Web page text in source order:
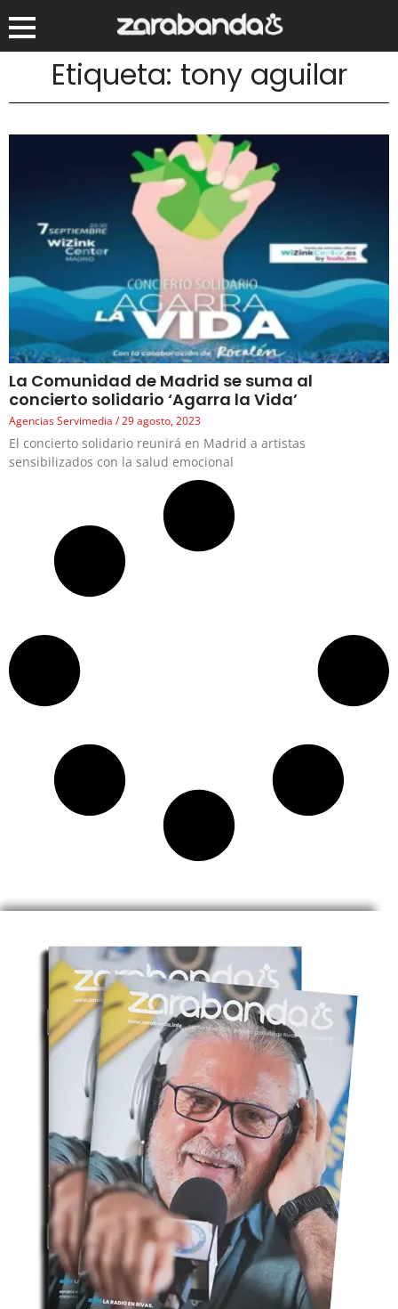
Etiqueta: tony aguilar
La Comunidad de Madrid se suma al
concierto solidario ‘Agarra la Vida’
Agencias Servimedia 29 agosto, 2023
El concierto solidario reunirá en Madrid a artistas
sensibilizados con la salud emocional